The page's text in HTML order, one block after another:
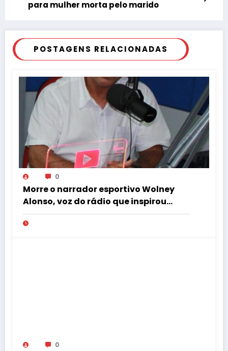
para mulher morta pelo marido
POSTAGENS RELACIONADAS
0
Morre o narrador esportivo Wolney
Alonso, voz do rádio que inspirou
Gustavo Villani
0